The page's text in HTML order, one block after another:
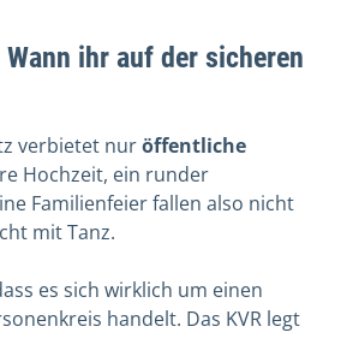
ihr auf der sicheren
verbietet nuröffentliche
Hochzeit, ein runder
Familienfeier fallen also nicht
mit Tanz.
es sich wirklich um einen
handelt. Das KVR legt